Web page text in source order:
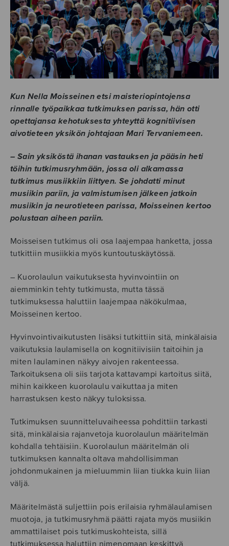
Kun Nella Moisseinen etsi maisteriopintojensa
rinnalle työpaikkaa tutkimuksen parissa, hän otti
opettajansa kehotuksesta yhteyttä kognitiivisen
aivotieteen yksikön johtajaan Mari Tervaniemeen.
– Sain yksiköstä ihanan vastauksen ja pääsin heti
töihin tutkimusryhmään, jossa oli alkamassa
tutkimus musiikkiin liittyen. Se johdatti minut
musiikin pariin, ja valmistumisen jälkeen jatkoin
musiikin ja neurotieteen parissa, Moisseinen kertoo
polustaan aiheen pariin.
Moisseisen tutkimus oli osa laajempaa hanketta, jossa
tutkittiin musiikkia myös kuntoutuskäytössä.
– Kuorolaulun vaikutuksesta hyvinvointiin on
aiemminkin tehty tutkimusta, mutta tässä
tutkimuksessa haluttiin laajempaa näkökulmaa,
Moisseinen kertoo.
Hyvinvointivaikutusten lisäksi tutkittiin sitä, minkälaisia
vaikutuksia laulamisella on kognitiivisiin taitoihin ja
miten laulaminen näkyy aivojen rakenteessa.
Tarkoituksena oli siis tarjota kattavampi kartoitus siitä,
mihin kaikkeen kuorolaulu vaikuttaa ja miten
harrastuksen kesto näkyy tuloksissa.
Tutkimuksen suunnitteluvaiheessa pohdittiin tarkasti
sitä, minkälaisia rajanvetoja kuorolaulun määritelmän
kohdalla tehtäisiin. Kuorolaulun määritelmän oli
tutkimuksen kannalta oltava mahdollisimman
johdonmukainen ja mieluummin liian tiukka kuin liian
väljä.
Määritelmästä suljettiin pois erilaisia ryhmälaulamisen
muotoja, ja tutkimusryhmä päätti rajata myös musiikin
ammattilaiset pois tutkimuskohteista, sillä
tutkimuksessa haluttiin nimenomaan keskittyä